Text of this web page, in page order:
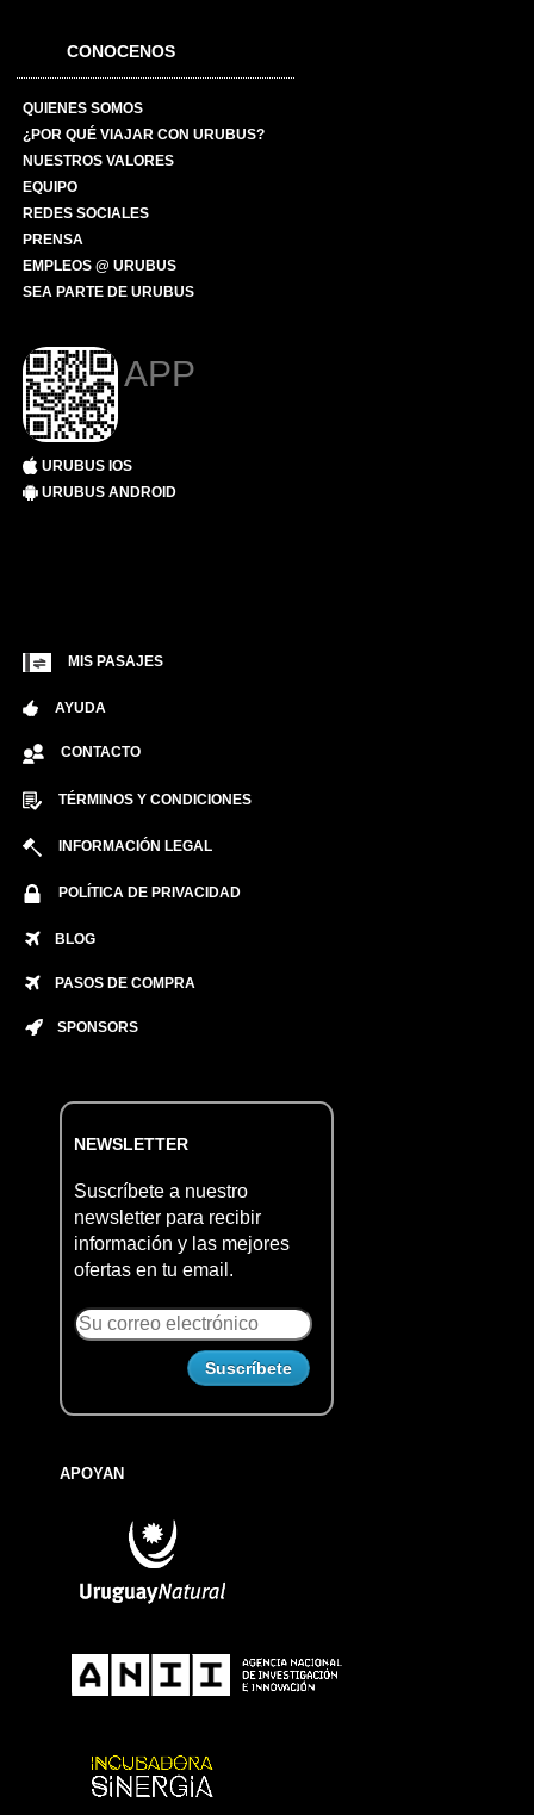
CONOCENOS
QUIENES SOMOS
¿POR QUÉ VIAJAR CON URUBUS?
NUESTROS VALORES
EQUIPO
REDES SOCIALES
PRENSA
EMPLEOS @ URUBUS
SEA PARTE DE URUBUS
APP
URUBUS IOS
URUBUS ANDROID
MIS PASAJES
AYUDA
CONTACTO
TÉRMINOS Y CONDICIONES
INFORMACIÓN LEGAL
POLÍTICA DE PRIVACIDAD
BLOG
PASOS DE COMPRA
SPONSORS
NEWSLETTER
Suscríbete a nuestro
newsletter para recibir
información y las mejores
ofertas en tu email.
APOYAN